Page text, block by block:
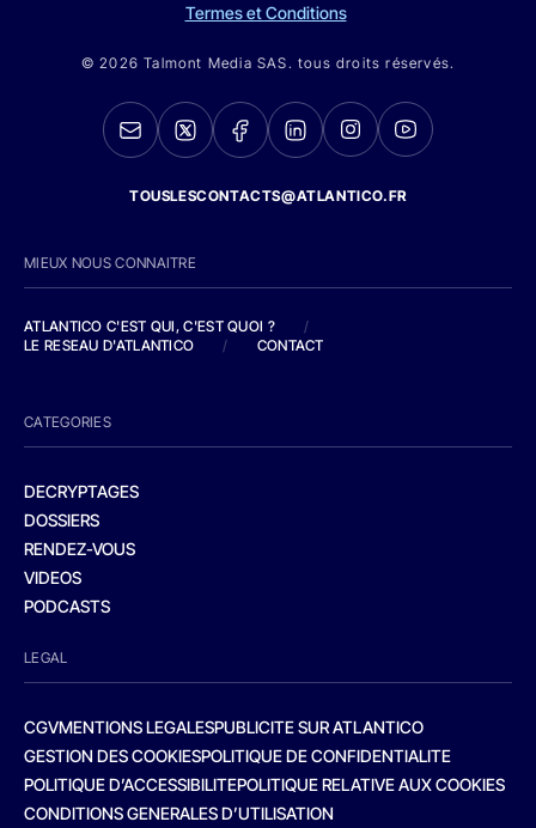
Termes et Conditions
© 2026 Talmont Media SAS. tous droits réservés.
TOUSLESCONTACTS@ATLANTICO.FR
MIEUX NOUS CONNAITRE
ATLANTICO C'EST QUI, C'EST QUOI ?
/
LE RESEAU D'ATLANTICO
/ CONTACT
CATEGORIES
DECRYPTAGES
DOSSIERS
RENDEZ-VOUS
VIDEOS
PODCASTS
LEGAL
CGVMENTIONS LEGALESPUBLICITE SUR ATLANTICO
GESTION DES COOKIESPOLITIQUE DE CONFIDENTIALITE
POLITIQUE D’ACCESSIBILITEPOLITIQUE RELATIVE AUX COOKIES
CONDITIONS GENERALES D’UTILISATION